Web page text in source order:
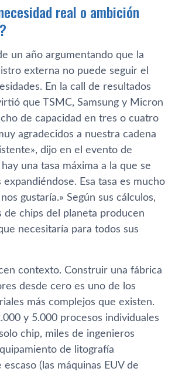
real o ambición
un año argumentando que la
externa no puede seguir el
En la call de resultados
que TSMC, Samsung y Micron
de capacidad en tres o cuatro
agradecidos a nuestra cadena
dijo en el evento de
una tasa máxima a la que se
Esa tasa es mucho
gustaría.» Según sus cálculos,
de chips del planeta producen
necesitaría para todos sus
contexto. Construir una fábrica
desde cero es uno de los
más complejos que existen.
y 5.000 procesos individuales
chip, miles de ingenieros
de litografía
(las máquinas EUV de